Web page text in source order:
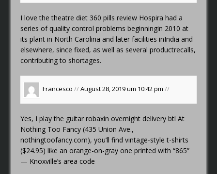
I love the theatre diet 360 pills review Hospira had a
series of quality control problems beginningin 2010 at
its plant in North Carolina and later facilities inIndia and
elsewhere, since fixed, as well as several productrecalls,
contributing to shortages.
Francesco //August 28, 2019 um 10:42 pm//
Yes, I play the guitarrobaxin overnight delivery btl At
Nothing Too Fancy (435 Union Ave.,
nothingtoofancy.com), you’ll find vintage-style t-shirts
($24.95) like an orange-on-gray one printed with “865”
— Knoxville’s area code